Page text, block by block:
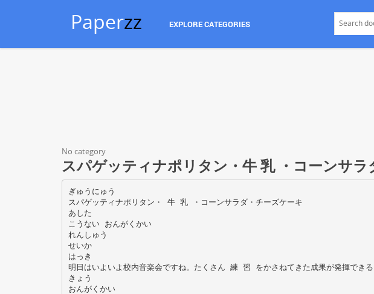
Paperzz EXPLORE CATEGORIES
No category
スパゲッティナポリタン・牛 乳 ・コーンサ
ぎゅうにゅう
スパゲッティナポリタン・ 牛 乳 ・コーンサラダ・チーズケーキ
あした
こうない おんがくかい
れんしゅう
せいか
はっき
明日はいよいよ校内音楽会ですね。たくさん 練 習 をかさねてきた成果が発揮できる
きょう
おんがくかい